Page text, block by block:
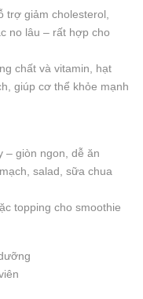
trợ giảm cholesterol,
no lâu – rất hợp cho
chất và vitamin, hạt
giúp cơ thể khỏe mạnh
– giòn ngon, dễ ăn
salad, sữa chua
topping cho smoothie